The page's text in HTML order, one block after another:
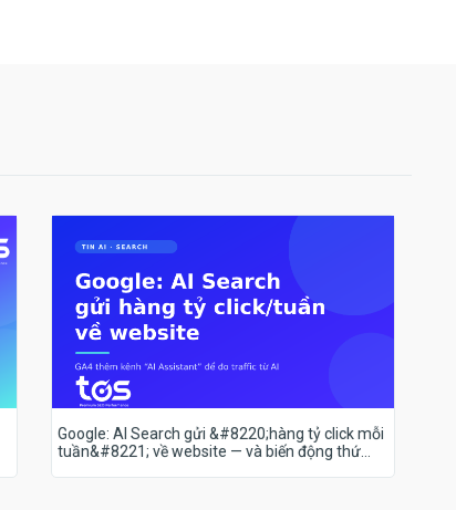
Google: AI Search gửi &#8220;hàng tỷ click mỗi
tuần&#8221; về website — và biến động thứ